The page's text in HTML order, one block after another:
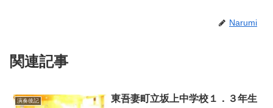
Narumi
関連記事
演奏後記 東吾妻町立坂上中学校１．３年生